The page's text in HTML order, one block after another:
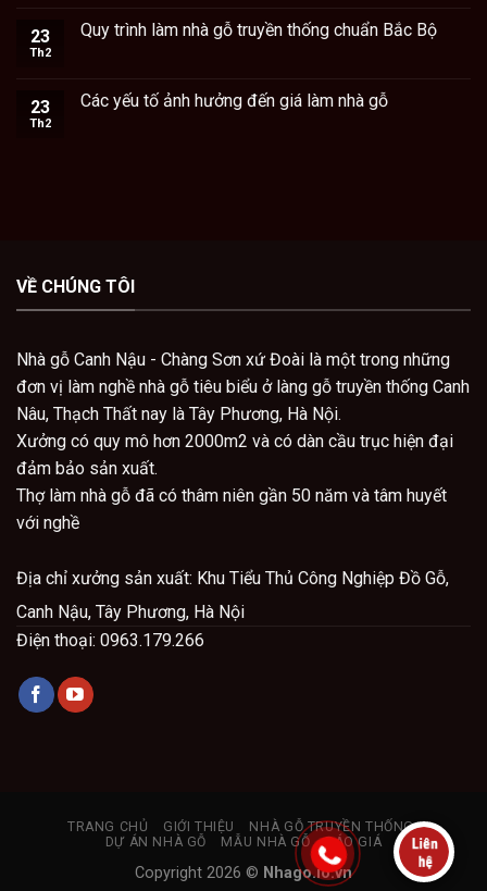
23
Th2
Quy trình làm nhà gỗ truyền thống chuẩn Bắc Bộ
23
Th2
Các yếu tố ảnh hưởng đến giá làm nhà gỗ
VỀ CHÚNG TÔI
Nhà gỗ Canh Nậu - Chàng Sơn xứ Đoài là một trong những
đơn vị làm nghề nhà gỗ tiêu biểu ở làng gỗ truyền thống Canh
Nâu, Thạch Thất nay là Tây Phương, Hà Nội.
Xưởng có quy mô hơn 2000m2 và có dàn cầu trục hiện đại
đảm bảo sản xuất.
Thợ làm nhà gỗ đã có thâm niên gần 50 năm và tâm huyết
với nghề
Địa chỉ xưởng sản xuất: Khu Tiểu Thủ Công Nghiệp Đồ Gỗ,
Canh Nậu, Tây Phương, Hà Nội
Điện thoại: 0963.179.266
TRANG CHỦ GIỚI THIỆU
NHÀ GỖ TRUYỀN THỐNG
DỰ ÁN NHÀ GỖ
MẪU NHÀ GỖ BÁO GIÁ
Copyright 2026 © Nhago.io.vn